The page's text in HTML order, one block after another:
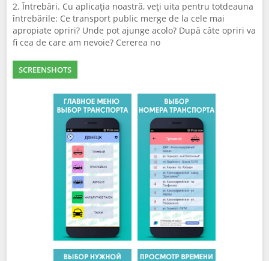
2. Întrebări. Cu aplicația noastră, veți uita pentru totdeauna
întrebările: Ce transport public merge de la cele mai
apropiate opriri? Unde pot ajunge acolo? După câte opriri va
fi cea de care am nevoie? Cererea no
SCREENSHOTS